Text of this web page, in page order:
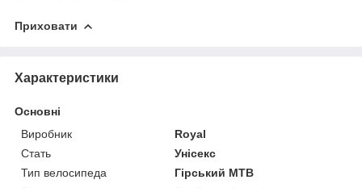
Приховати
Характеристики
Основні
Виробник
Royal
Стать
Унісекс
Тип велосипеда
Гірський MTB